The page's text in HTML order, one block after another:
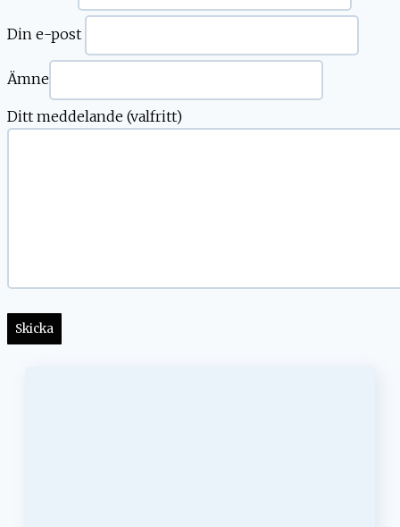
Din e-post
Ämne
Ditt meddelande (valfritt)